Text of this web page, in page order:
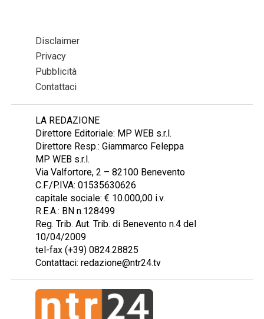
Disclaimer
Privacy
Pubblicità
Contattaci
LA REDAZIONE
Direttore Editoriale: MP WEB s.r.l.
Direttore Resp.: Giammarco Feleppa
MP WEB s.r.l.
Via Valfortore, 2 – 82100 Benevento
C.F./P.IVA: 01535630626
capitale sociale: € 10.000,00 i.v.
R.E.A.: BN n.128499
Reg. Trib. Aut. Trib. di Benevento n.4 del
10/04/2009
tel-fax (+39) 0824.28825
Contattaci: redazione@ntr24.tv